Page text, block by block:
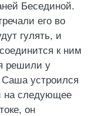
Бесединой.
его во
гулять, и
к ним
решили у
устроился
на следующее
он